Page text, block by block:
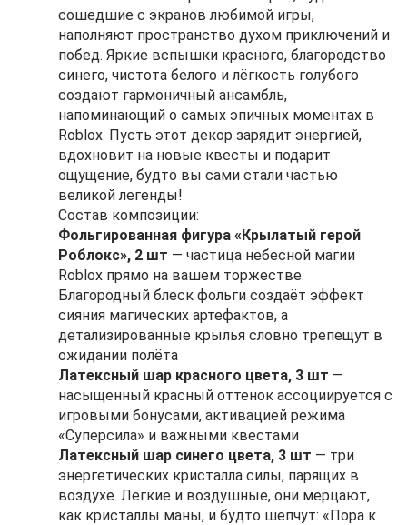
сошедшие с экранов любимой игры,
наполняют пространство духом приключений и
побед. Яркие вспышки красного, благородство
синего, чистота белого и лёгкость голубого
создают гармоничный ансамбль,
напоминающий о самых эпичных моментах в
Roblox. Пусть этот декор зарядит энергией,
вдохновит на новые квесты и подарит
ощущение, будто вы сами стали частью
великой легенды!
Состав композиции:
Фольгированная фигура «Крылатый герой
Роблокс», 2 шт — частица небесной магии
Roblox прямо на вашем торжестве.
Благородный блеск фольги создаёт эффект
сияния магических артефактов, а
детализированные крылья словно трепещут в
ожидании полёта
Латексный шар красного цвета, 3 шт —
насыщенный красный оттенок ассоциируется с
игровыми бонусами, активацией режима
«Суперсила» и важными квестами
Латексный шар синего цвета, 3 шт — три
энергетических кристалла силы, парящих в
воздухе. Лёгкие и воздушные, они мерцают,
как кристаллы маны, и будто шепчут: «Пора к